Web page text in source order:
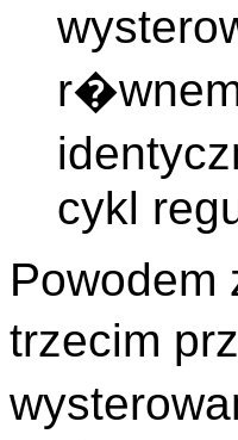
cykl
Powodem
trzecim